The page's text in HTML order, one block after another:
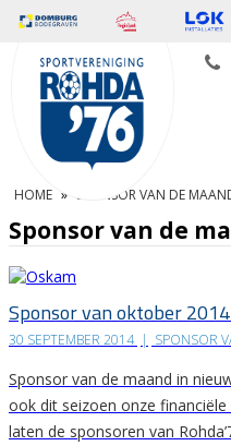
HOME » SPONSOR VAN DE
Sponsor van de
Sponsor van oktober
30 SEPTEMBER 2014 | SPONSOR
Sponsor van de maand in
ook dit seizoen onze
laten de sponsoren van